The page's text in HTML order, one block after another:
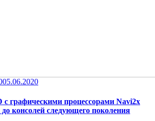
05.06.2020
графическими процессорами Navi2x
консолей следующего поколения